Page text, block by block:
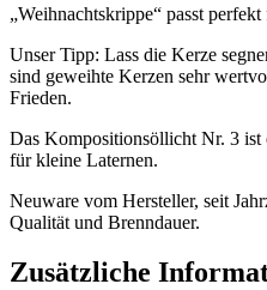
„Weihnachtskrippe“ passt
Unser Tipp: Lass die Kerze
sind geweihte Kerzen sehr
Frieden.
Das Kompositionsöllicht Nr. 3
für kleine Laternen.
Neuware vom Hersteller, seit
Qualität und Brenndauer.
Zusätzliche